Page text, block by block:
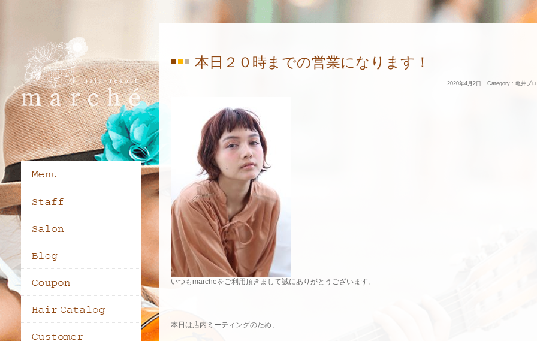
本日２０時までの営業になります！
2020年4月2日 Category： 亀井ブ
いつもmarcheをご利用頂きまして誠にありがとうございます。
本日は店内ミーティングのため、